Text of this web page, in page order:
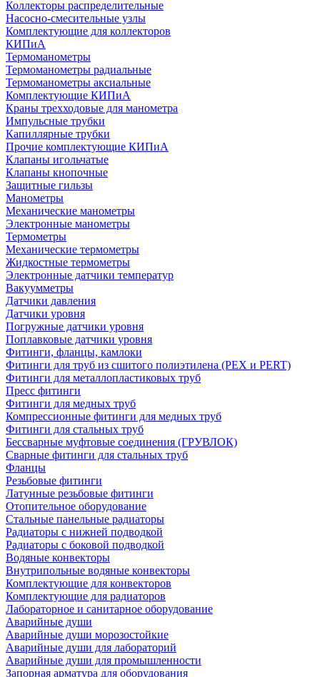
Коллекторы распределительные
Насосно-смесительные узлы
Комплектующие для коллекторов
КИПиА
Термоманометры
Термоманометры радиальные
Термоманометры аксиальные
Комплектующие КИПиА
Краны трехходовые для манометра
Импульсные трубки
Капиллярные трубки
Прочие комплектующие КИПиА
Клапаны игольчатые
Клапаны кнопочные
Защитные гильзы
Манометры
Механические манометры
Электронные манометры
Термометры
Механические термометры
Жидкостные термометры
Электронные датчики температур
Вакуумметры
Датчики давления
Датчики уровня
Погружные датчики уровня
Поплавковые датчики уровня
Фитинги, фланцы, камлоки
Фитинги для труб из сшитого полиэтилена (PEX и PERT)
Фитинги для металлопластиковых труб
Пресс фитинги
Фитинги для медных труб
Компрессионные фитинги для медных труб
Фитинги для стальных труб
Бессварные муфтовые соединения (ГРУВЛОК)
Сварные фитинги для стальных труб
Фланцы
Резьбовые фитинги
Латунные резьбовые фитинги
Отопительное оборудование
Стальные панельные радиаторы
Радиаторы с нижней подводкой
Радиаторы с боковой подводкой
Водяные конвекторы
Внутрипольные водяные конвекторы
Комплектующие для конвекторов
Комплектующие для радиаторов
Лабораторное и санитарное оборудование
Аварийные души
Аварийные души морозостойкие
Аварийные души для лабораторий
Аварийные души для промышленности
Запорная арматура для оборудования